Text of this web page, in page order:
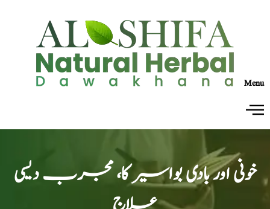
Menu
خونی اور بادی بواسیر کا، مجرب دیسی